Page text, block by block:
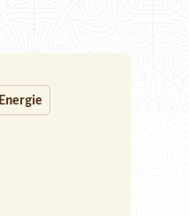
Energie